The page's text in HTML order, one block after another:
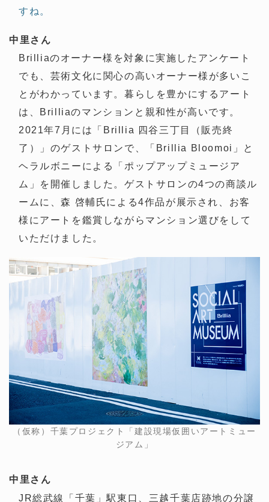
すね。
中里さん
Brilliaのオーナー様を対象に実施したアンケート
でも、芸術文化に関心の高いオーナー様が多いこ
とがわかっています。暮らしを豊かにするアート
は、Brilliaのマンションと親和性が高いです。
2021年7月には「Brillia 四谷三丁目（販売終
了）」のゲストサロンで、「Brillia Bloomoi」と
ヘラルボニーによる「ポップアップミュージア
ム」を開催しました。ゲストサロンの4つの商談ル
ームに、森 啓輔氏による4作品が展示され、お客
様にアートを鑑賞しながらマンション選びをして
いただけました。
（仮称）千葉プロジェクト「建設現場仮囲いアートミュー
ジアム」
中里さん
JR総武線「千葉」駅東口、三越千葉店跡地の分譲